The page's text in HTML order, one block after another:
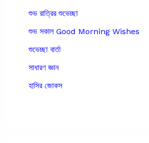
শুভ রাত্রির শুভেচ্ছা
শুভ সকাল Good Morning Wishes
শুভেচ্ছা বার্তা
সাধারণ জ্ঞান
হাসির জোকস